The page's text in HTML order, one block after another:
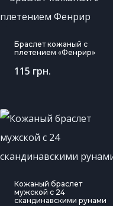
Браслет кожаный с
плетением «Фенрир»
115 грн.
Кожаный браслет
мужской с 24
скандинавскими рунами